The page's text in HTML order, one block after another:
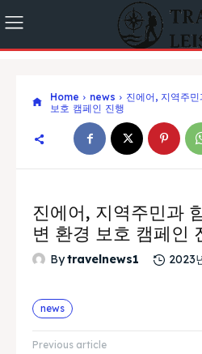
Home news
진에어, 지역주
보호 캠페인 진행
진에어, 지역주민과
변 환경 보호 캠페인
Bytravelnews1 2023
news
Previous article